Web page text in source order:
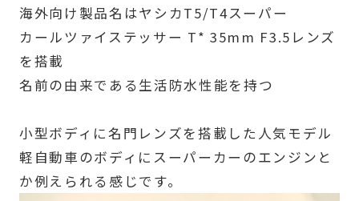
海外向け製品名はヤシカT5/T4スーパー
カールツァイステッサー T* 35mm F3.5レンズ
を搭載
名前の由来である生活防水性能を持つ
小型ボディに名門レンズを搭載した人気モデル
軽自動車のボディにスーパーカーのエンジンと
か例えられる感じです。